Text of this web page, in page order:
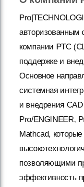
авторизованным
компании PTC
поддержке и
Основное
системная
и внедрения
Pro/ENGINEER,
Mathcad,
позволяющими
эффективность